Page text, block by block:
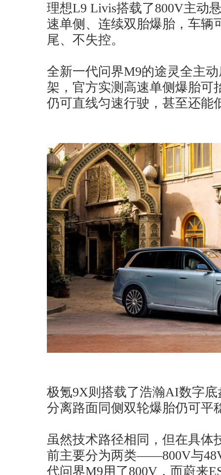
理想L9 Livis搭载了800V主动
速单侧、连续双胎爆胎，车辆
尾、不失控。
全新一代问界M9的途灵全主
架，官方实测高速单侧爆胎可
仍可直线匀速行驶，甚至还能
极氪9X则搭载了浩瀚AI数字底
分离路面同侧双轮爆胎仍可平
虽然技术路径相同，但在具体
前主要分为两类——800V与
代问界M9用了800V，而蔚来